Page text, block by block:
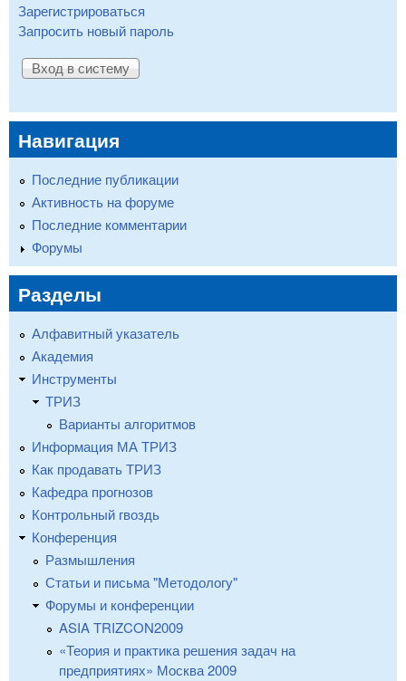
Зарегистрироваться
Запросить новый пароль
Навигация
Последние публикации
Активность на форуме
Последние комментарии
Форумы
Разделы
Алфавитный указатель
Академия
Инструменты
ТРИЗ
Варианты алгоритмов
Информация МА ТРИЗ
Как продавать ТРИЗ
Кафедра прогнозов
Контрольный гвоздь
Конференция
Размышления
Статьи и письма "Методологу"
Форумы и конференции
ASIA TRIZCON2009
«Теория и практика решения задач на
предприятиях» Москва 2009